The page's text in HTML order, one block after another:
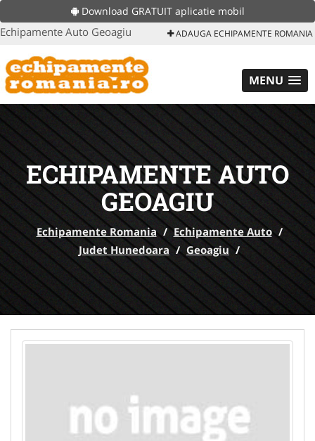
Download GRATUIT aplicatie mobil
Echipamente Auto Geoagiu ADAUGA ECHIPAMENTE ROMANIA
MENU
ECHIPAMENTE AUTO
GEOAGIU
Echipamente Romania / Echipamente Auto /
Judet Hunedoara / Geoagiu /